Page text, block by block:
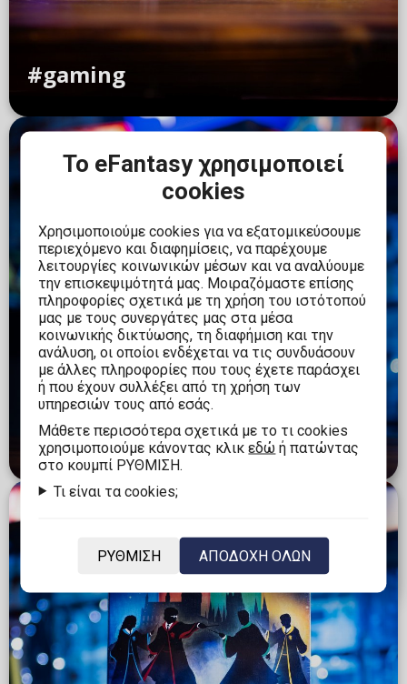
#gaming
#statues
Το eFantasy χρησιμοποιεί
cookies
Χρησιμοποιούμε cookies για να εξατομικεύσουμε
περιεχόμενο και διαφημίσεις, να παρέχουμε
λειτουργίες κοινωνικών μέσων και να αναλύουμε
την επισκεψιμότητά μας. Μοιραζόμαστε επίσης
πληροφορίες σχετικά με τη χρήση του ιστότοπού
μας με τους συνεργάτες μας στα μέσα
κοινωνικής δικτύωσης, τη διαφήμιση και την
ανάλυση, οι οποίοι ενδέχεται να τις συνδυάσουν
με άλλες πληροφορίες που τους έχετε παράσχει
ή που έχουν συλλέξει από τη χρήση των
υπηρεσιών τους από εσάς.
Mάθετε περισσότερα σχετικά με το τι cookies
χρησιμοποιούμε κάνοντας κλικεδώ ή πατώντας
στο κουμπί ΡΥΘΜΙΣΗ.
Τι είναι τα cookies;
ΡΥΘΜΙΣΗ ΑΠΟΔΟΧΗ ΟΛΩΝ